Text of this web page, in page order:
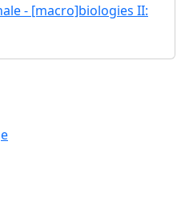
- [macro]biologies II: